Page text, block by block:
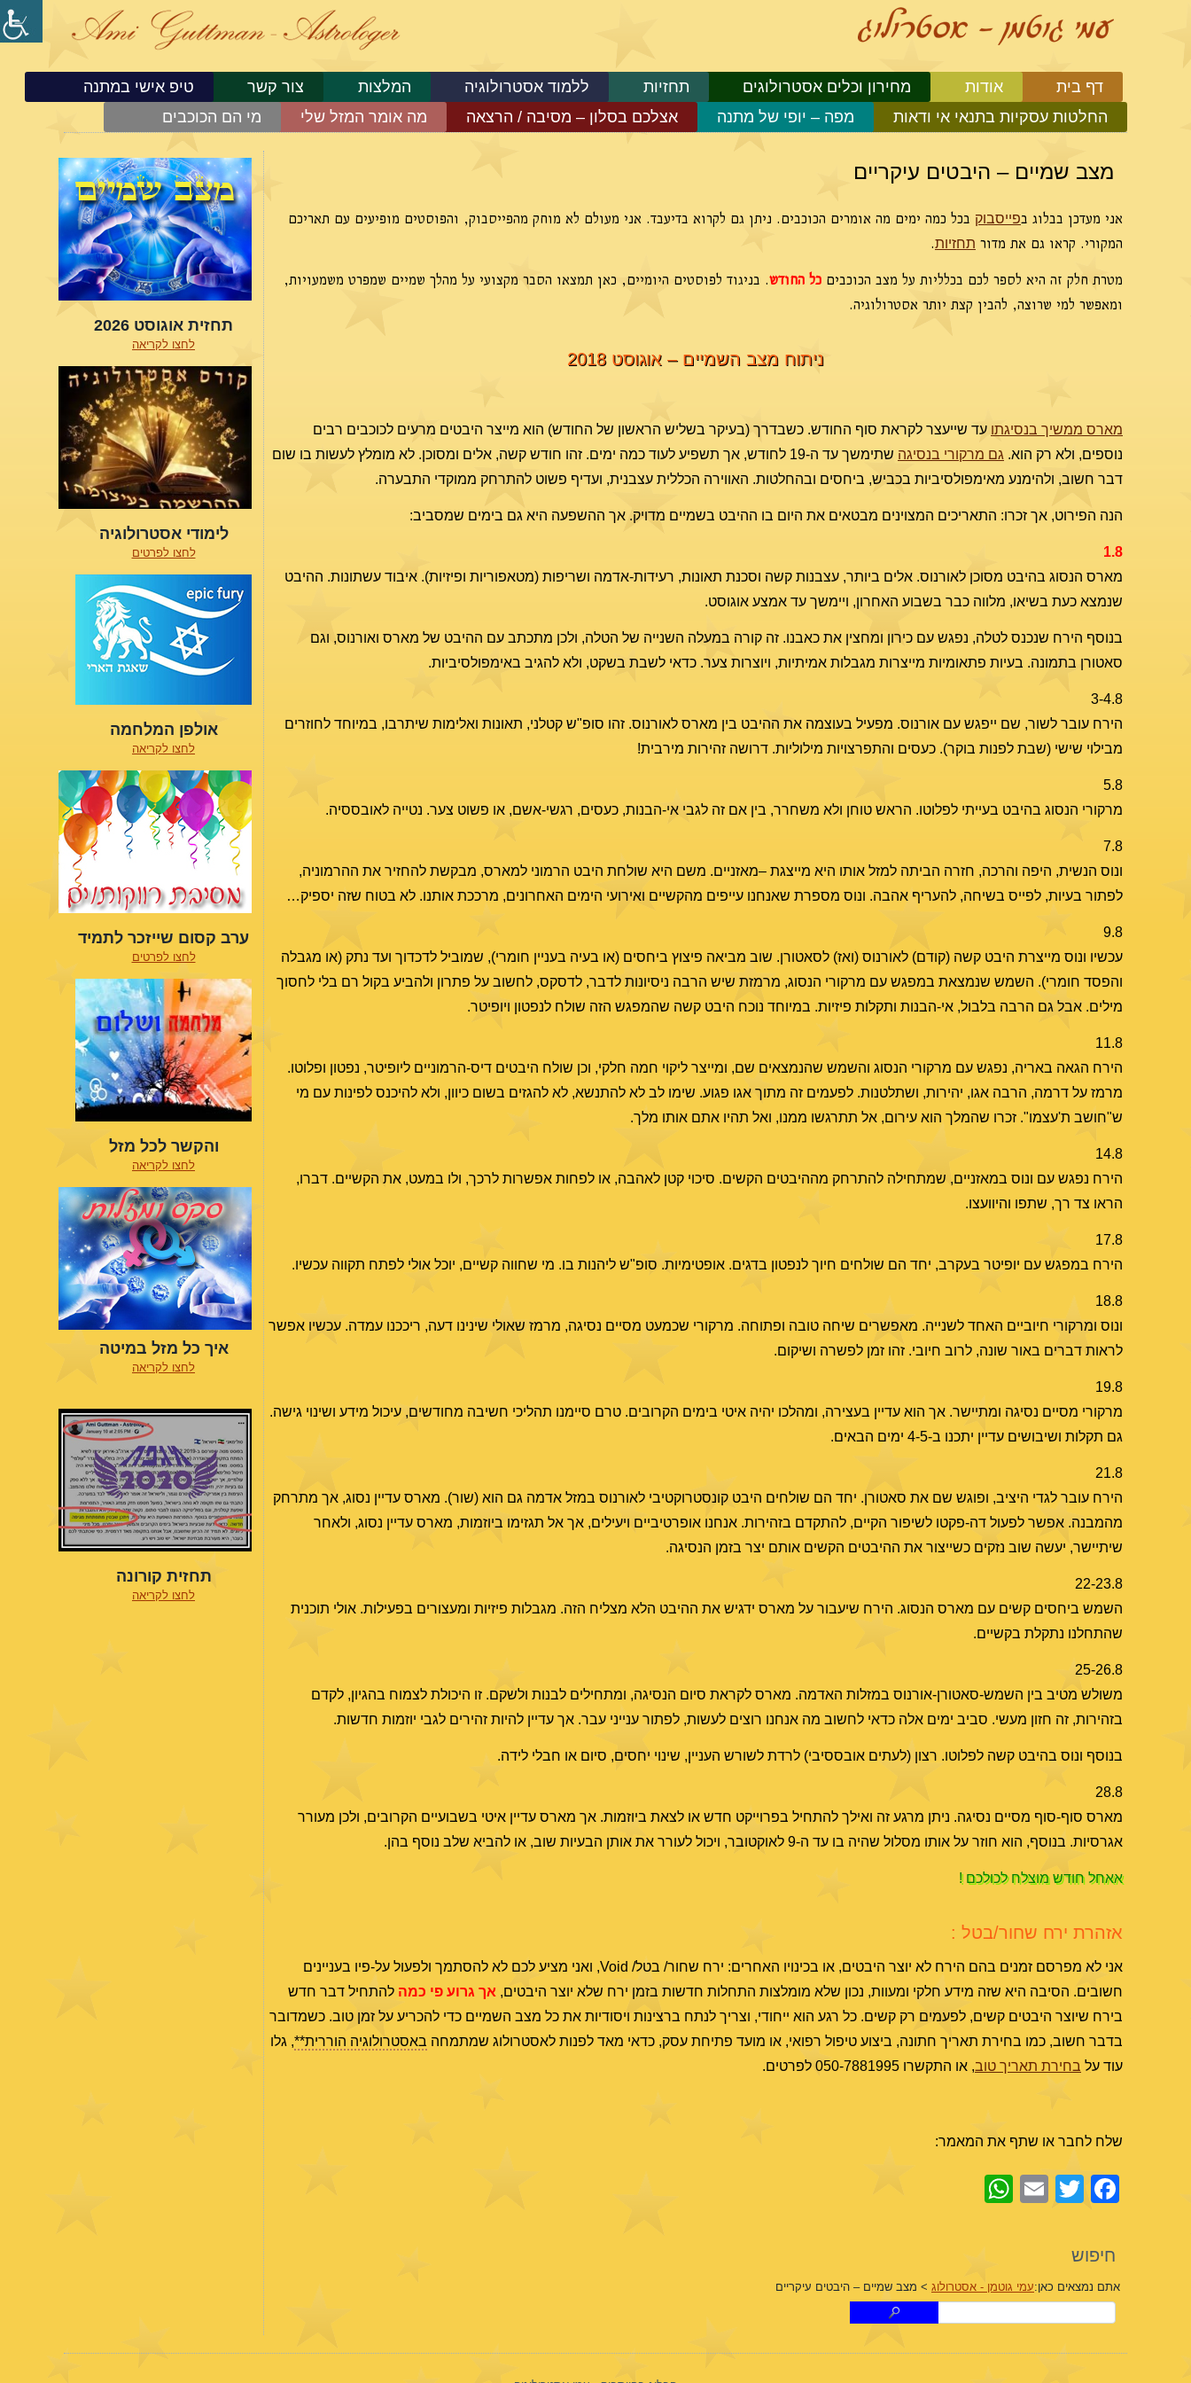
דף בית אודות מחירון וכלים אסטרולוגים תחזיות ללמוד אסטרולוגיה המלצות צור קשר
טיפ אישי במתנה
החלטות עסקיות בתנאי אי ודאות
מפה – יופי של מתנה אצלכם בסלון – מסיבה / הרצאה מה אומר המזל שלי מי הם הכוכבים
מצב שמיים – היבטים עיקריים
אני מעדכן בבלוג בפייסבוק בכל כמה ימים מה אומרים הכוכבים. ניתן גם לקרוא בדיעבד. אני מעולם לא מוחק מהפייסבוק, והפוסטים מופיעים עם תאריכם
המקורי. קראו גם את מדור תחזיות.
מטרת חלק זה היא לספר לכם בכלליות על מצב הכוכבים כל החודש. בניגוד לפוסטים היומיים, כאן תמצאו הסבר מקצועי על מהלך שמיים שמפרט משמעויות,
ומאפשר למי שרוצה, להבין קצת יותר אסטרולוגיה.
ניתוח מצב השמיים – אוגוסט 2018
מארס ממשיך בנסיגתו עד שייעצר לקראת סוף החודש. כשבדרך (בעיקר בשליש הראשון של החודש) הוא מייצר היבטים מרעים לכוכבים רבים
נוספים, ולא רק הוא. גם מרקורי בנסיגה
שתימשך עד ה-19 לחודש, אך תשפיע לעוד כמה ימים. זהו חודש קשה, אלים ומסוכן. לא מומלץ לעשות בו שום
דבר חשוב, ולהימנע מאימפולסיביות בכביש, ביחסים ובהחלטות. האווירה הכללית עצבנית, ועדיף פשוט להתרחק ממוקדי התבערה.
הנה הפירוט, אך זכרו: התאריכים המצוינים מבטאים את היום בו ההיבט בשמיים מדויק. אך ההשפעה היא גם בימים שמסביב:
1.8
מארס הנסוג בהיבט מסוכן לאורנוס. אלים ביותר, עצבנות קשה וסכנת תאונות, רעידות-אדמה ושריפות (מטאפוריות ופיזיות). איבוד עשתונות. ההיבט
שנמצא כעת בשיאו, מלווה כבר בשבוע האחרון, ויימשך עד אמצע אוגוסט.
בנוסף הירח שנכנס לטלה, נפגש עם כירון ומחצין את כאבנו. זה קורה במעלה השנייה של הטלה, ולכן מתכתב עם ההיבט של מארס ואורנוס, וגם
סאטורן בתמונה. בעיות פתאומיות מייצרות מגבלות אמיתיות, ויוצרות צער. כדאי לשבת בשקט, ולא להגיב באימפולסיביות.
3-4.8
הירח עובר לשור, שם ייפגש עם אורנוס. מפעיל בעוצמה את ההיבט בין מארס לאורנוס. זהו סופ"ש קטלני, תאונות ואלימות שיתרבו, במיוחד לחוזרים
מבילוי שישי (שבת לפנות בוקר). כעסים והתפרצויות מילוליות. דרושה זהירות מירבית!
5.8
מרקורי הנסוג בהיבט בעייתי לפלוטו. הראש טוחן ולא משחרר, בין אם זה לגבי אי-הבנות, כעסים, רגשי-אשם, או פשוט צער. נטייה לאובססיה.
7.8
ונוס הנשית, היפה והרכה, חזרה הביתה למזל אותו היא מייצגת –מאזניים. משם היא שולחת היבט הרמוני למארס, מבקשת להחזיר את ההרמוניה,
לפתור בעיות, לפייס בשיחה, להעריף אהבה. ונוס מספרת שאנחנו עייפים מהקשיים ואירועי הימים האחרונים, מרככת אותנו. לא בטוח שזה יספיק…
9.8
עכשיו ונוס מייצרת היבט קשה (קודם) לאורנוס (ואז) לסאטורן. שוב מביאה פיצוץ ביחסים (או בעיה בעניין חומרי), שמוביל לדכדוך ועד נתק (או מגבלה
והפסד חומרי). השמש שנמצאת במפגש עם מרקורי הנסוג, מרמזת שיש הרבה ניסיונות לדבר, לדסקס, לחשוב על פתרון ולהביע בקול רם בלי לחסוך
מילים. אבל גם הרבה בלבול, אי-הבנות ותקלות פיזיות. במיוחד נוכח היבט קשה שהמפגש הזה שולח לנפטון ויופיטר.
11.8
הירח הגאה באריה, נפגש עם מרקורי הנסוג והשמש שהנמצאים שם, ומייצר ליקוי חמה חלקי, וכן שולח היבטים דיס-הרמוניים ליופיטר, נפטון ופלוטו.
מרמז על דרמה, הרבה אגו, יהירות, ושתלטנות. לפעמים זה מתוך אגו פגוע. שימו לב לא להתנשא, לא להגזים בשום כיוון, ולא להיכנס לפינות עם מי
ש"חושב ת'עצמו". זכרו שהמלך הוא עירום, אל תתרגשו ממנו, ואל תהיו אתם אותו מלך.
14.8
הירח נפגש עם ונוס במאזניים, שמתחילה להתרחק מההיבטים הקשים. סיכוי קטן לאהבה, או לפחות אפשרות לרכך, ולו במעט, את הקשיים. דברו,
הראו צד רך, שתפו והיוועצו.
17.8
הירח במפגש עם יופיטר בעקרב, יחד הם שולחים חיוך לנפטון בדגים. אופטימיות. סופ"ש ליהנות בו. מי שחווה קשיים, יוכל אולי לפתח תקווה עכשיו.
18.8
ונוס ומרקורי חיוביים האחד לשנייה. מאפשרים שיחה טובה ופתוחה. מרקורי שכמעט מסיים נסיגה, מרמז שאולי שינינו דעה, ריככנו עמדה. עכשיו אפשר
לראות דברים באור שונה, לרוב חיובי. זהו זמן לפשרה ושיקום.
19.8
מרקורי מסיים נסיגה ומתיישר. אך הוא עדיין בעצירה, ומהלכו יהיה איטי בימים הקרובים. טרם סיימנו תהליכי חשיבה מחודשים, עיכול מידע ושינוי גישה.
גם תקלות ושיבושים עדיין יתכנו ב-4-5 ימים הבאים.
21.8
הירח עובר לגדי היציב, ופוגש שם את סאטורן. יחד הם שולחים היבט קונסטרוקטיבי לאורנוס במזל אדמה גם הוא (שור). מארס עדיין נסוג, אך מתרחק
מהמבנה. אפשר לפעול דה-פקטו לשיפור הקיים, להתקדם בזהירות. אנחנו אופרטיביים ויעילים, אך אל תגזימו ביוזמות, מארס עדיין נסוג, ולאחר
שיתיישר, יעשה שוב נזקים כשייצור את ההיבטים הקשים אותם יצר בזמן הנסיגה.
22-23.8
השמש ביחסים קשים עם מארס הנסוג. הירח שיעבור על מארס ידגיש את ההיבט הלא מצליח הזה. מגבלות פיזיות ומעצורים בפעילות. אולי תוכנית
שהתחלנו נתקלת בקשיים.
25-26.8
משולש מטיב בין השמש-סאטורן-אורנוס במזלות האדמה. מארס לקראת סיום הנסיגה, ומתחילים לבנות ולשקם. זו היכולת לצמוח בהגיון, לקדם
בזהירות, זה חזון מעשי. סביב ימים אלה כדאי לחשוב מה אנחנו רוצים לעשות, לפתור ענייני עבר. אך עדיין להיות זהירים לגבי יוזמות חדשות.
בנוסף ונוס בהיבט קשה לפלוטו. רצון (לעתים אובססיבי) לרדת לשורש העניין, שינוי יחסים, סיום או חבלי לידה.
28.8
מארס סוף-סוף מסיים נסיגה. ניתן מרגע זה ואילך להתחיל בפרוייקט חדש או לצאת ביוזמות. אך מארס עדיין איטי בשבועיים הקרובים, ולכן מעורר
אגרסיות. בנוסף, הוא חוזר על אותו מסלול שהיה בו עד ה-9 לאוקטובר, ויכול לעורר את אותן הבעיות שוב, או להביא שלב נוסף בהן.
אאחל חודש מוצלח לכולכם !
אזהרת ירח שחור/בטל :
אני לא מפרסם זמנים בהם הירח לא יוצר היבטים, או בכינויו האחרים: ירח שחור/ בטל/ Void, ואני מציע לכם לא להסתמך ולפעול על-פיו בעניינים
חשובים. הסיבה היא שזה מידע חלקי ומעוות, נכון שלא מומלצות התחלות חדשות בזמן ירח שלא יוצר היבטים, אך גרוע פי כמה להתחיל דבר חדש
בירח שיוצר היבטים קשים, לפעמים רק קשים. כל רגע הוא ייחודי, וצריך לנתח ברצינות ויסודיות את כל מצב השמיים כדי להכריע על זמן טוב. כשמדובר
בדבר חשוב, כמו בחירת תאריך חתונה, ביצוע טיפול רפואי, או מועד פתיחת עסק, כדאי מאד לפנות לאסטרולוג שמתמחה באסטרולוגיה הוררית**, גלו
עוד על בחירת תאריך טוב, או התקשרו 050-7881995 לפרטים.
שלח לחבר או שתף את המאמר:
Facebook
Twitter
Email
חיפוש
אתם נמצאים כאן:עמי גוטמן - אסטרולוג > מצב שמיים – היבטים עיקריים
תחזית אוגוסט 2026
לחצו לקריאה
לימודי אסטרולוגיה
לחצו לפרטים
אולפן המלחמה
לחצו לקריאה
ערב קסום שייזכר לתמיד
לחצו לפרטים
והקשר לכל מזל
לחצו לקריאה
איך כל מזל במיטה
לחצו לקריאה
תחזית קורונה
לחצו לקריאה